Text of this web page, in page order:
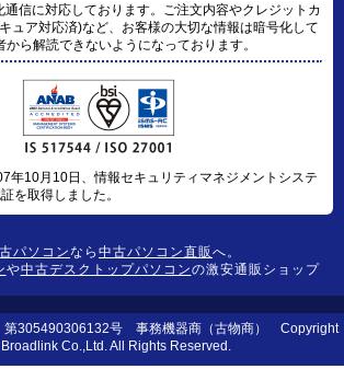
通信に対応しております。ご注文内容やクレジットカ
ュア対応済)など、お客様の大切な情報は暗号化して
ら解読できないようになっております。
年10月10日、情報セキュリティマネジメントシステ
を取得しました。
パソコンなら 中古パソコン直販へ。
や中古デスクトップパソコンの激安通販ショップ
305490306132号 事務機器商（古物商） Copyright
Co.,Ltd. All Rights Reserved.